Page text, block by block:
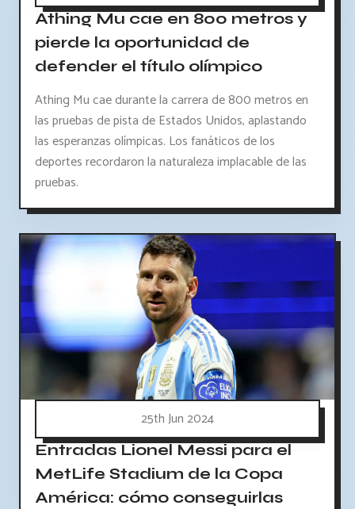
Athing Mu cae en 800 metros y
pierde la oportunidad de
defender el título olímpico
Athing Mu cae durante la carrera de 800 metros en
las pruebas de pista de Estados Unidos, aplastando
las esperanzas olímpicas. Los fanáticos de los
deportes recordaron la naturaleza implacable de las
pruebas.
25th Jun 2024
Entradas Lionel Messi para el
MetLife Stadium de la Copa
América: cómo conseguirlas